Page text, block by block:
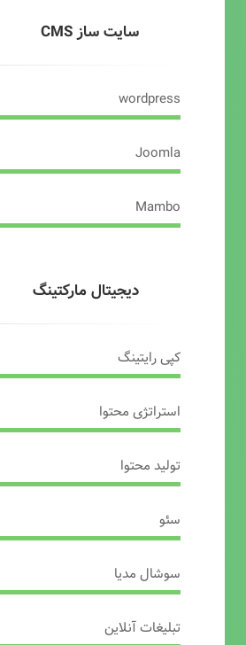
سایت ساز CMS
wordpress
Joomla
Mambo
دیجیتال مارکتینگ
کپی رایتینگ
استراتژی محتوا
تولید محتوا
سئو
سوشال مدیا
تبلیغات آنلاین